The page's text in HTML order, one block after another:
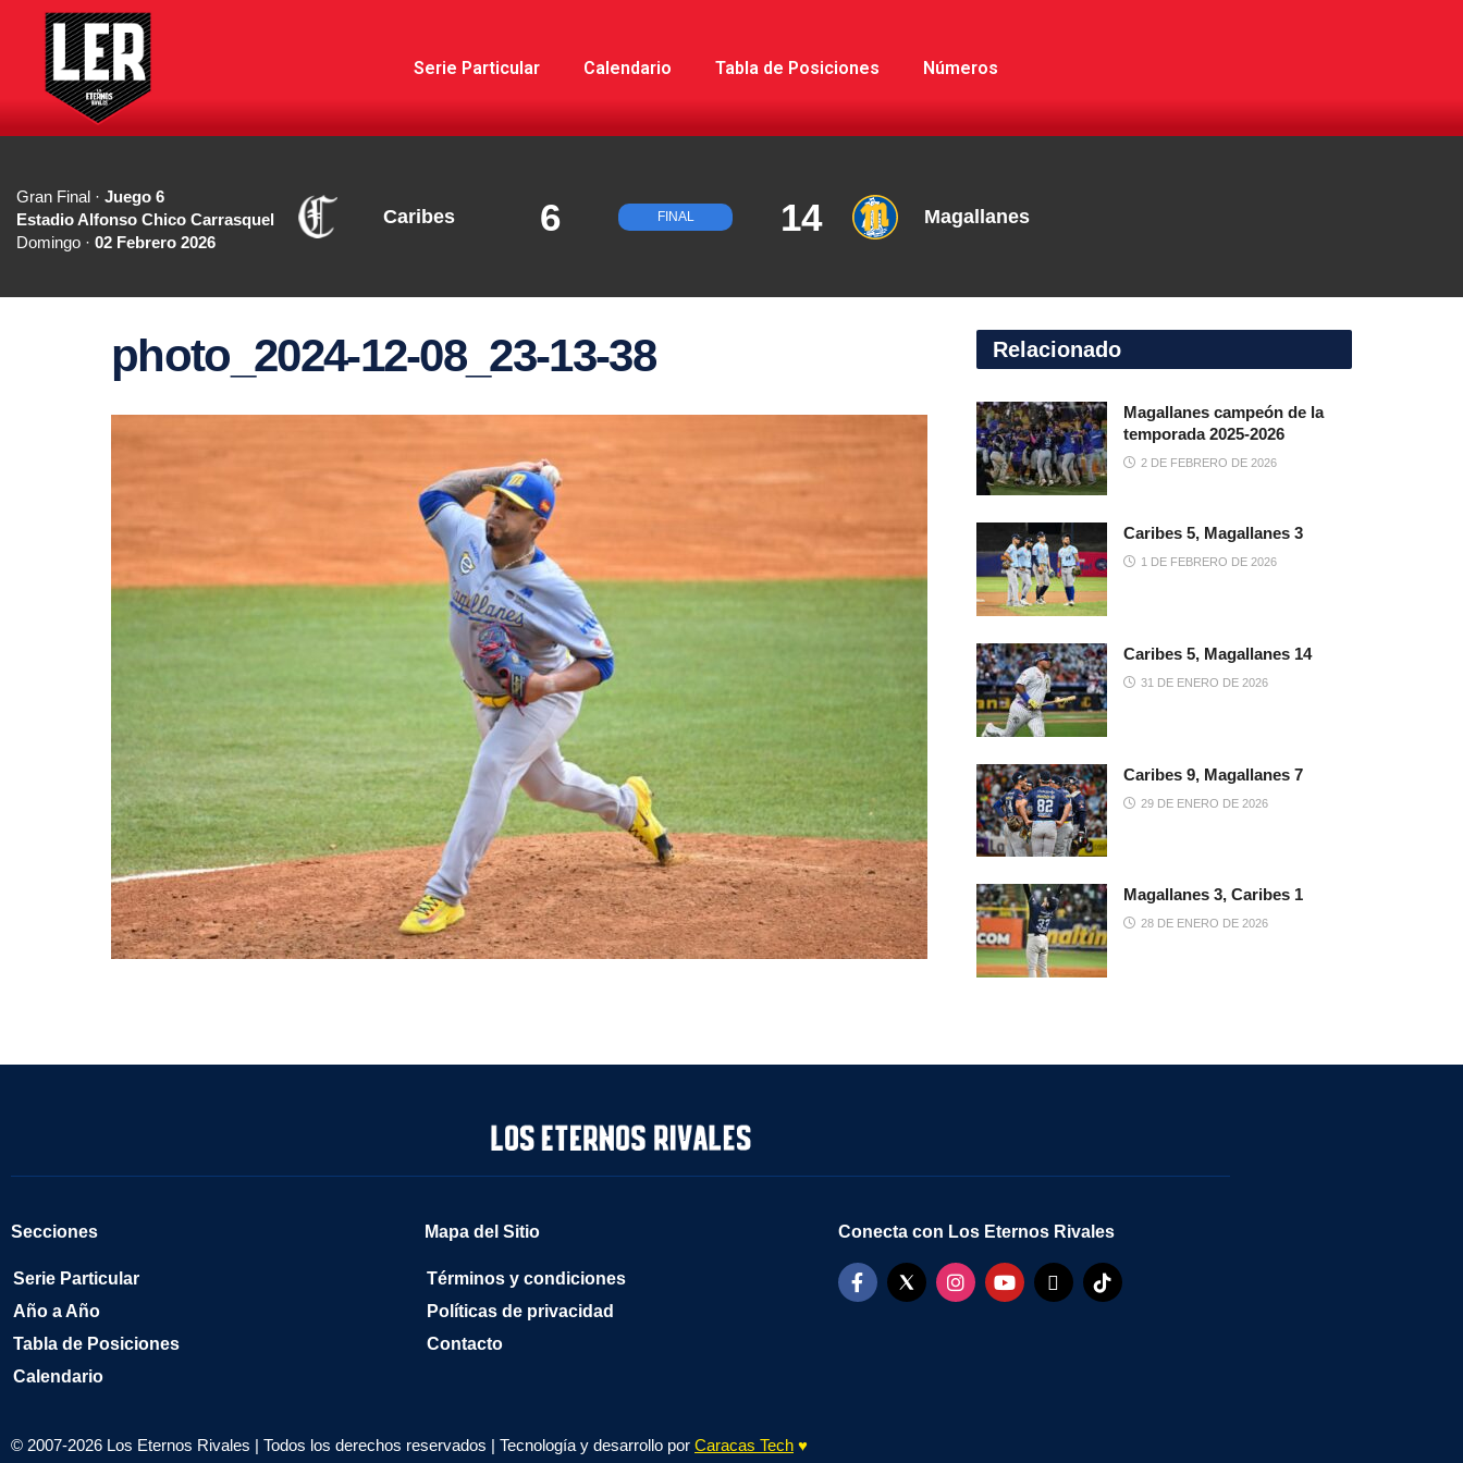
Serie Particular Calendario Tabla de Posiciones Números
Gran Final · Juego 6
Estadio Alfonso Chico Carrasquel
Domingo · 02 Febrero 2026
Caribes 6 FINAL 14 Magallanes
photo_2024-12-08_23-13-38 Relacionado
Magallanes campeón de la
temporada 2025-2026
2 DE FEBRERO DE 2026
Caribes 5, Magallanes 3
1 DE FEBRERO DE 2026
Caribes 5, Magallanes 14
31 DE ENERO DE 2026
Caribes 9, Magallanes 7
29 DE ENERO DE 2026
Magallanes 3, Caribes 1
28 DE ENERO DE 2026
Secciones
Serie Particular
Año a Año
Tabla de Posiciones
Calendario
Mapa del Sitio
Términos y condiciones
Políticas de privacidad
Contacto
Conecta con Los Eternos Rivales
© 2007-2026 Los Eternos Rivales | Todos los derechos reservados | Tecnología y desarrollo por Caracas Tech ♥️